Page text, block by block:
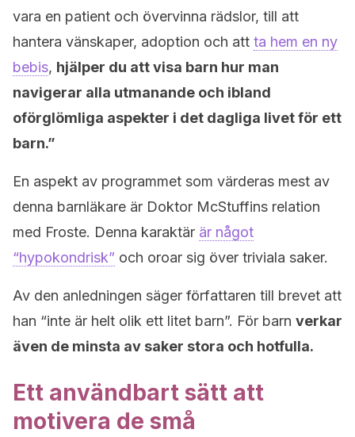
vara en patient och övervinna rädslor, till att
hantera vänskaper, adoption och att ta hem en ny
bebis, hjälper du att visa barn hur man
navigerar alla utmanande och ibland
oförglömliga aspekter i det dagliga livet för ett
barn.”
En aspekt av programmet som värderas mest av
denna barnläkare är Doktor McStuffins relation
med Froste. Denna karaktär är något
“hypokondrisk” och oroar sig över triviala saker.
Av den anledningen säger författaren till brevet att
han “inte är helt olik ett litet barn”. För barn verkar
även de minsta av saker stora och hotfulla.
Ett användbart sätt att
motivera de små